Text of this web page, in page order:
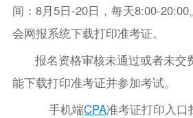
间：8月5日-20日，每天8:00-
会网报系统下载打印准考证。
报名资格审核未通过或者未交
能下载打印准考证并参加考试。
手机端CPA准考证打印入